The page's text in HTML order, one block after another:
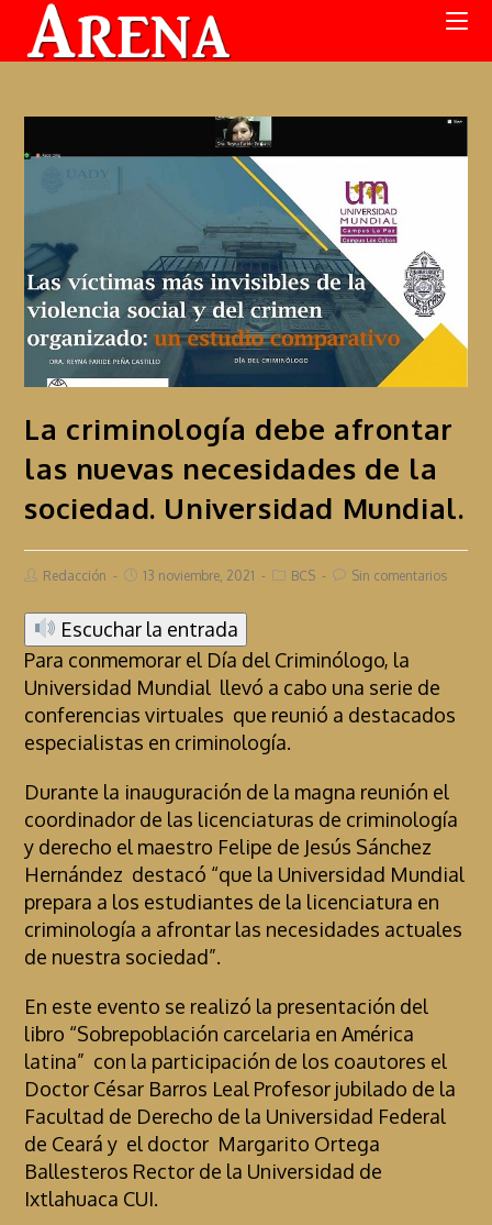
La criminología debe afrontar
las nuevas necesidades de la
sociedad. Universidad Mundial.
Redacción 13 noviembre, 2021 BCS Sin comentarios
Escuchar la entrada
Para conmemorar el Día del Criminólogo, la
Universidad Mundial llevó a cabo una serie de
conferencias virtuales que reunió a destacados
especialistas en criminología.
Durante la inauguración de la magna reunión el
coordinador de las licenciaturas de criminología
y derecho el maestro Felipe de Jesús Sánchez
Hernández destacó “que la Universidad Mundial
prepara a los estudiantes de la licenciatura en
criminología a afrontar las necesidades actuales
de nuestra sociedad”.
En este evento se realizó la presentación del
libro “Sobrepoblación carcelaria en América
latina” con la participación de los coautores el
Doctor César Barros Leal Profesor jubilado de la
Facultad de Derecho de la Universidad Federal
de Ceará y el doctor Margarito Ortega
Ballesteros Rector de la Universidad de
Ixtlahuaca CUI.